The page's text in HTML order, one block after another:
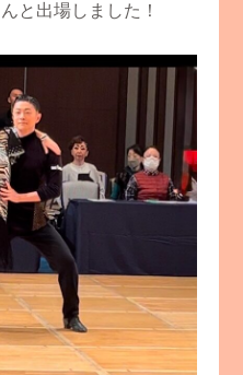
と出場しました！